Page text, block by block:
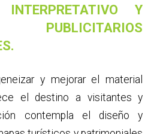
INTERPRETATIVO Y
y mejorar el material
el destino a visitantes y
contempla el diseño y